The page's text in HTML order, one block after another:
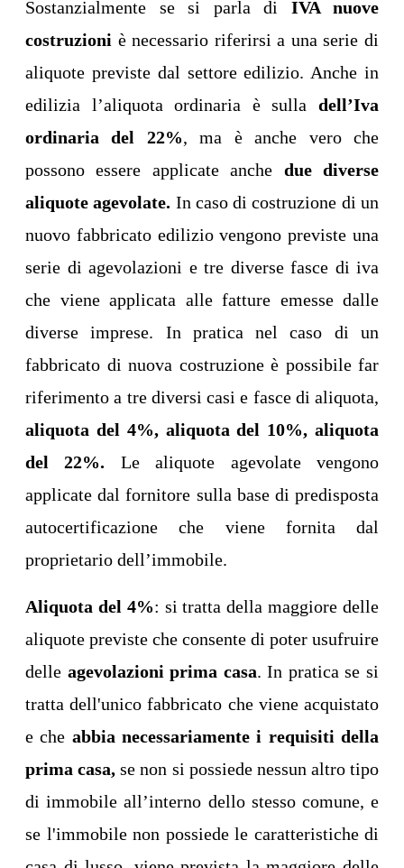
Sostanzialmente se si parla di IVA nuove
costruzioni è necessario riferirsi a una serie di
aliquote previste dal settore edilizio. Anche in
edilizia l’aliquota ordinaria è sulla dell’Iva
ordinaria del 22%, ma è anche vero che
possono essere applicate anche due diverse
aliquote agevolate. In caso di costruzione di un
nuovo fabbricato edilizio vengono previste una
serie di agevolazioni e tre diverse fasce di iva
che viene applicata alle fatture emesse dalle
diverse imprese. In pratica nel caso di un
fabbricato di nuova costruzione è possibile far
riferimento a tre diversi casi e fasce di aliquota,
aliquota del 4%, aliquota del 10%, aliquota
del 22%. Le aliquote agevolate vengono
applicate dal fornitore sulla base di predisposta
autocertificazione che viene fornita dal
proprietario dell’immobile.
Aliquota del 4%: si tratta della maggiore delle
aliquote previste che consente di poter usufruire
delle agevolazioni prima casa. In pratica se si
tratta dell'unico fabbricato che viene acquistato
e che abbia necessariamente i requisiti della
prima casa,se non si possiede nessun altro tipo
di immobile all’interno dello stesso comune, e
se l'immobile non possiede le caratteristiche di